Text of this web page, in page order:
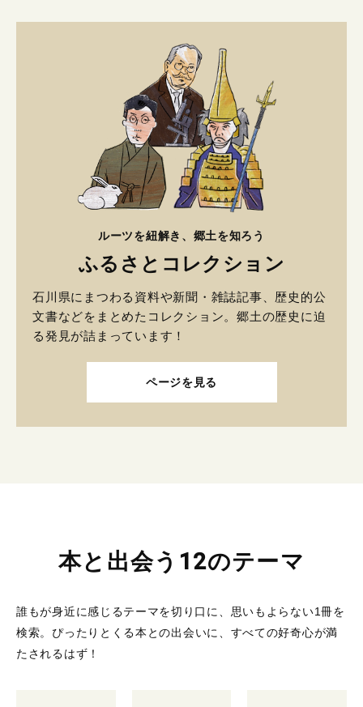
ルーツを紐解き、郷土を知ろう
ふるさとコレクション
石川県にまつわる資料や新聞・雑誌記事、歴史的公
文書などをまとめたコレクション。郷土の歴史に迫
る発見が詰まっています！
ページを見る
本と出会う12のテーマ
誰もが身近に感じるテーマを切り口に、思いもよらない1冊を
検索。 ぴったりとくる本との出会いに、すべての好奇心が満
たされるはず！